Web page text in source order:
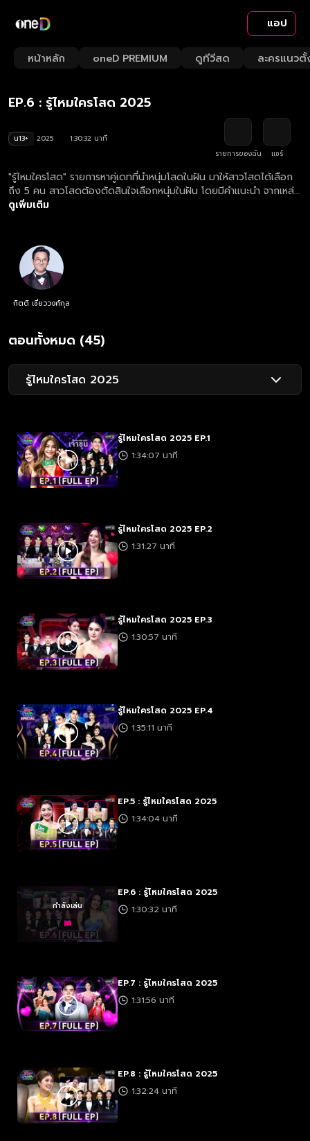
แอป
หน้าหลัก oneD PREMIUM ดูทีวีสด ละครแนวตั้
Loaded:
1.10%
Rate
EP.6 : รู้ไหมใครโสด 2025
น13+ 2025
1:30:32 นาที
รายการของฉัน
แชร์
"รู้ไหมใครโสด" รายการหาคู่เดทที่นำหนุ่มโสดในฝัน มาให้สาวโสดได้เลือก
ถึง 5 คน สาวโสดต้องตัดสินใจเลือกหนุ่มในฝัน โดยมีคำแนะนำ จากเหล่า
กูรู 4 ท่าน เป็นตัวช่วย ที่จะมาสร้างความสนุก ความป่วน มาร่วมลุ้นไป
ล่าสุด ทุกวันอาทิตย์ เวลา 22.15 น.
ดูเพิ่มเติม
กิตติ เชี่ยววงศ์กุล
ตอนทั้งหมด (45)
รู้ไหมใครโสด 2025
รู้ไหมใครโสด 2025 EP.1
1:34:07 นาที
รู้ไหมใครโสด 2025 EP.2
1:31:27 นาที
รู้ไหมใครโสด 2025 EP.3
1:30:57 นาที
รู้ไหมใครโสด 2025 EP.4
1:35:11 นาที
EP.5 : รู้ไหมใครโสด 2025
1:34:04 นาที
กำลังเล่น
EP.6 : รู้ไหมใครโสด 2025
1:30:32 นาที
EP.7 : รู้ไหมใครโสด 2025
1:31:56 นาที
EP.8 : รู้ไหมใครโสด 2025
1:32:24 นาที